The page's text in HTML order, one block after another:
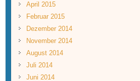
April 2015
Februar 2015
Dezember 2014
November 2014
August 2014
Juli 2014
Juni 2014